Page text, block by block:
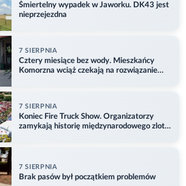
Śmiertelny wypadek w Jaworku. DK43 jest
nieprzejezdna
7 SIERPNIA
Cztery miesiące bez wody. Mieszkańcy
Komorzna wciąż czekają na rozwiązanie
7 SIERPNIA
Koniec Fire Truck Show. Organizatorzy
zamykają historię międzynarodowego zlotu
7 SIERPNIA
Brak pasów był początkiem problemów